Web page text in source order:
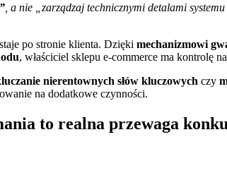
, a nie „zarządzaj technicznymi detalami
po stronie klienta. Dzięki mechanizmowi
, właściciel sklepu e-commerce ma kontrolę
nierentownych słów kluczowych czy
na dodatkowe czynności.
to realna przewaga